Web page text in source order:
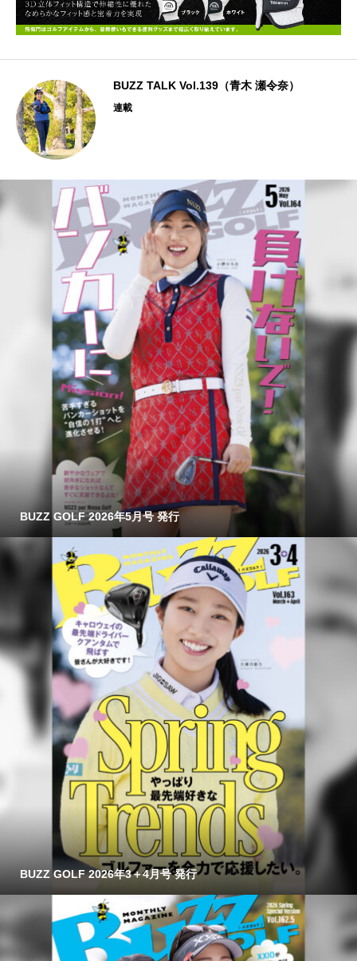
BUZZ TALK Vol.139（青木 瀬令奈）
連載
BUZZ GOLF 2026年5月号 発行
BUZZ GOLF 2026年3＋4月号 発行